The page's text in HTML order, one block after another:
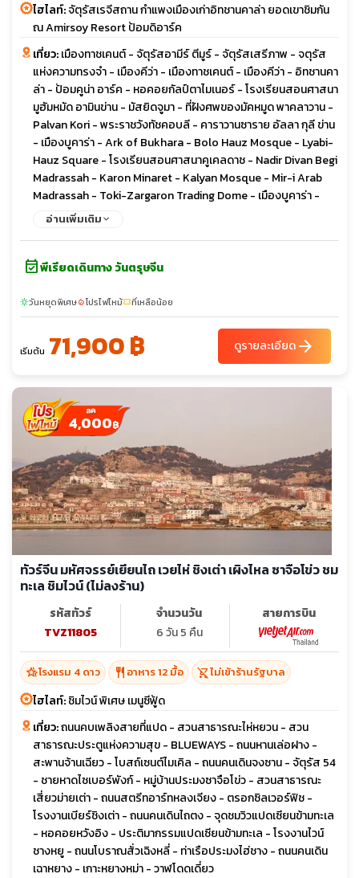
ไฮไลท์:จัตุรัสเรจีสถาน กำแพงเมืองเก่าอิทชานคาล่า ยอดเขาชิมกัน
ณ Amirsoy Resort ป้อมดิอาร์ค
เที่ยว:เมืองทาชเคนต์ - จัตุรัสอามีร์ ตีมูร์ - จัตุรัสเสรีภาพ - จตุรัส
แห่งความทรงจำ - เมืองคีว่า - เมืองทาชเคนต์ - เมืองคีว่า - อิทชานคา
ล่า - ป้อมคูน่า อาร์ค - หอคอยกัลป์ตาไมเนอร์ - โรงเรียนสอนศาสนา
มูฮัมหมัด อามินข่าน - มัสยิดจูมา - ที่ฝังศพของมัคหมูด พาคลาวาน -
Palvan Kori - พระราชวังทัชคอบลี - คาราวานซาราย อัลลา กุลี ข่าน
- เมืองบูคาร่า - Ark of Bukhara - Bolo Hauz Mosque - Lyabi-
Hauz Square - โรงเรียนสอนศาสนาคูเคลดาช - Nadir Divan Begi
Madrassah - Karon Minaret - Kalyan Mosque - Mir-i Arab
Madrassah - Toki-Zargaron Trading Dome - เมืองบูคาร่า -
เมืองซามาร์คานด์ - Rabati Malik Caravanserai - สุสานอามีร์ ตีมูร์
Amirsoy Resort - ชาร์วัค - เมืองชิมกัน - เมืองทาชเคนต์ -
Qozon
อ่านเพิ่มเติม
event_availableพีเรียดเดินทาง วันตรุษจีน
sunnyวันหยุดพิเศษlocal_fire_departmentโปรไฟไหม้confirmation_numberที่เหลือน้อย
เริ่มต้น 71,900 ฿ ดูรายละเอียดarrow_forward
4,000฿
ทัวร์จีน มหัศจรรย์เยียนไถ เวยไห่ ชิงเต่า เผิงไหล ซาจือโข่ว ชม
ทะเล ชิมไวน์ (ไม่ลงร้าน)
รหัสทัวร์
TVZ11805
จำนวนวัน
6 วัน 5 คืน
สายการบิน
hotel_classโรงแรม 4 ดาว restaurant อาหาร 12 มื้อ shopping_cart_offไม่เข้าร้านรัฐบาล
ไฮไลท์:ชิมไวน์ พิเศษ เมนูซีฟู้ด
เที่ยว:ถนนคบเพลิงสายที่แปด - สวนสาธารณะไห่หยวน - สวน
สาธารณะประตูแห่งความสุข - BLUEWAYS - ถนนหานเล่อฝาง -
สะพานจ้านเฉียว - โบสถ์เซนต์ไมเคิล - ถนนคนเดินจงซาน - จัตุรัส 54
- ชายหาดไซเบอร์พังก์ - หมู่บ้านประมงซาจือโข่ว - สวนสาธารณะ
เสี่ยวม่ายเต่า - ถนนสตรีทอาร์ทหลงเจียง - ตรอกซิลเวอร์ฟิช -
โรงงานเบียร์ชิงเต่า - ถนนคนเดินไถตง - จุดชมวิวแปดเซียนข้ามทะเล
- หอคอยหวังอิง - ประติมากรรมแปดเซียนข้ามทะเล - โรงงานไวน์
ชางหยู - ถนนโบราณสั่วเฉิงหลี่ - ท่าเรือประมงไฮ่ชาง - ถนนคนเดิน
เฉาหยาง - เกาะหยางหม่า - วาฬโดดเดี่ยว